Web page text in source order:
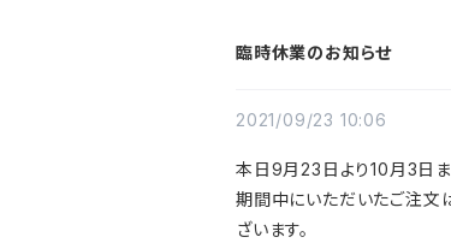
臨時休業のお知らせ
2021/09/23 10:06
本日9月23日より10月3日ま
期間中にいただいたご注文
ざいます。